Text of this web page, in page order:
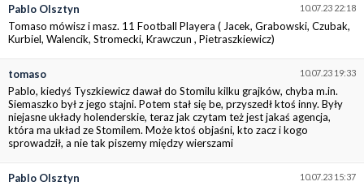
10.07.23 22:18
Pablo Olsztyn
Tomaso mówisz i masz. 11 Football Playera ( Jacek, Grabowski, Czubak,
Kurbiel, Walencik, Stromecki, Krawczun , Pietraszkiewicz)
10.07.23 19:33
tomaso
Pablo, kiedyś Tyszkiewicz dawał do Stomilu kilku grajków, chyba m.in.
Siemaszko był z jego stajni. Potem stał się be, przyszedł ktoś inny. Były
niejasne układy holenderskie, teraz jak czytam też jest jakaś agencja,
która ma układ ze Stomilem. Może ktoś objaśni, kto zacz i kogo
sprowadził, a nie tak piszemy między wierszami
10.07.23 15:37
Pablo Olsztyn